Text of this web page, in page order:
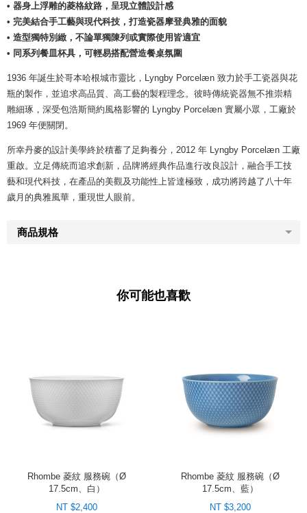
• 器身上浮雕的菱格紋路，呈現立體設計感
• 完美結合手工藝與現代科技，打造瓷器摩登典雅的面貌
• 造型獨特別緻，不論單獨陳列或實際使用皆適宜
• 同系列餐皿杯具，可輕易搭配營造餐桌氛圍
1936 年誕生於哥本哈根城市靈比，Lyngby Porcelæn 致力於手工瓷器與花
瓶的製作，並追求高品質、高工藝的製程理念。彼時傳統瓷器無不推崇精
雕細琢，深受包浩斯簡約風格影響的 Lyngby Porcelæn 實屬小眾，工廠於
1969 年便關閉。
所幸丹麥的設計美學終於積蓄了足夠養分，2012 年 Lyngby Porcelæn 工廠
重啟。立足傳統而追求創新，品牌將經典作品進行改良設計，融合手工技
藝和現代科技，在產品的美觀及功能性上皆達極致，成功將跨越了八十年
歲月的典雅風華，重現世人眼前。
商品規格
你可能也喜歡
Rhombe 菱紋 服務碗（Ø
17.5cm、白）
NT $2,400
Rhombe 菱紋 服務碗（Ø
17.5cm、藍）
NT $3,200